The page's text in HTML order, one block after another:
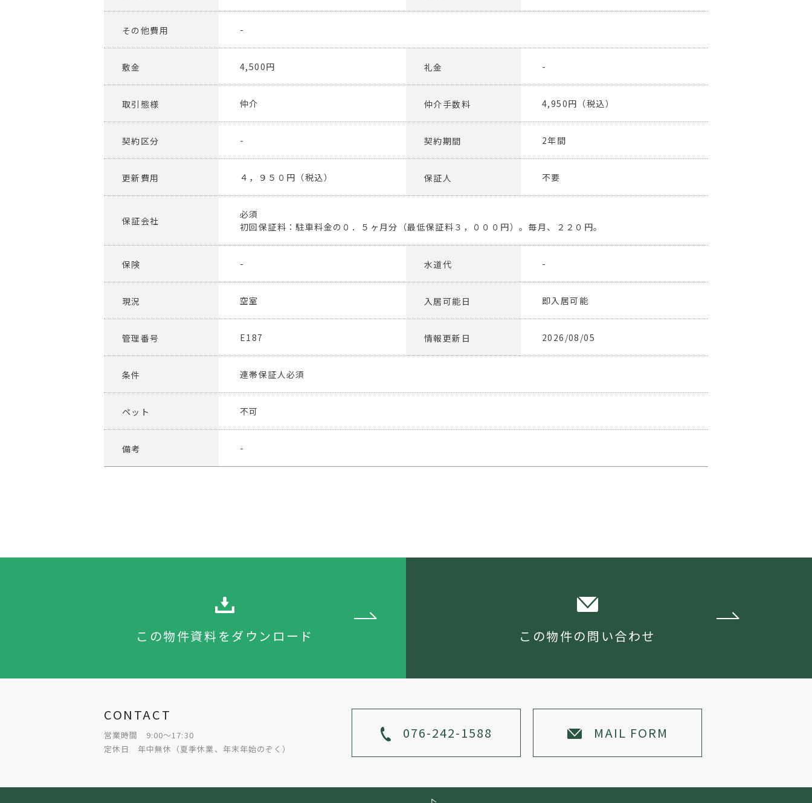
その他費用 -
敷金 4,500円 礼金 -
取引態様 仲介 仲介手数料 4,950円（税込）
契約区分 - 契約期間 2年間
更新費用 ４，９５０円（税込） 保証人 不要
保証会社
必須
初回保証料：駐車料金の０．５ヶ月分（最低保証料３，０００円）。毎月、２２０円。
保険 - 水道代 -
現況 空室 入居可能日 即入居可能
管理番号 E187 情報更新日 2026/08/05
条件 連帯保証人必須
ペット 不可
備考 -
この物件資料をダウンロード この物件の問い合わせ
CONTACT
営業時間 9:00～17:30
定休日 年中無休（夏季休業、年末年始のぞく）
076-242-1588 MAIL FORM